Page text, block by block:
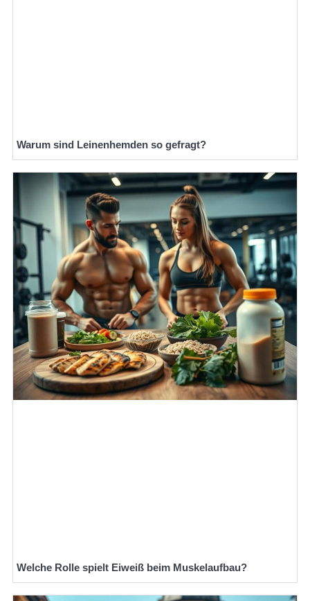
Warum sind Leinenhemden so gefragt?
Welche Rolle spielt Eiweiß beim Muskelaufbau?